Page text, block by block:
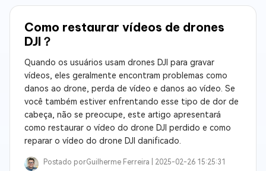
Como restaurar vídeos de drones
DJI？
Quando os usuários usam drones DJI para gravar
vídeos, eles geralmente encontram problemas como
danos ao drone, perda de vídeo e danos ao vídeo. Se
você também estiver enfrentando esse tipo de dor de
cabeça, não se preocupe, este artigo apresentará
como restaurar o vídeo do drone DJI perdido e como
reparar o vídeo do drone DJI danificado.
Postado porGuilherme Ferreira | 2025-02-26 15:25:31